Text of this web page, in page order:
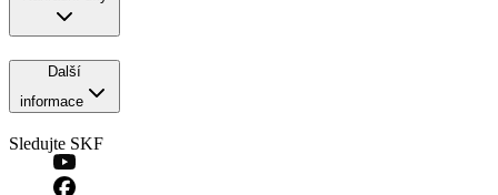
Další
informace
Sledujte SKF